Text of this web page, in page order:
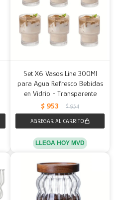
Set X6 Vasos Line 300Ml
para Agua Refresco Bebidas
en Vidrio - Transparente
$ 953 $ 954
LLEGA HOY MVD